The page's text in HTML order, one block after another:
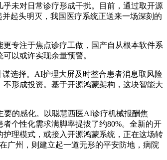
未对日常诊疗形成干扰。目前，通过取开源
起头明灭，我国医疗系统正送来一场深刻的
专注于焦点诊疗工做，国产自从根本软件系
以或许实现余量预警。
选择。AI护理大屏及时整合患者消息取风险
形成投资。基于开源鸿蒙架构，这块智能大
的感化。以聪慧西医AI诊疗机械报酬焦
个性化需求满脚率提拔了约80%。全新的开
理模式，或接入开源鸿蒙系统，正在这场转
广州，则建立起一道无形的平安防地，病院